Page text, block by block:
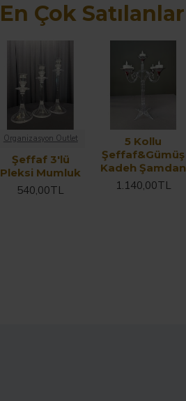
En Çok Satılanlar
Organizasyon Outlet
Şeffaf 3'lü
Pleksi Mumluk
540,00TL
5 Kollu
Şeffaf&Gümüş
Kadeh Şamdan
1.140,00TL